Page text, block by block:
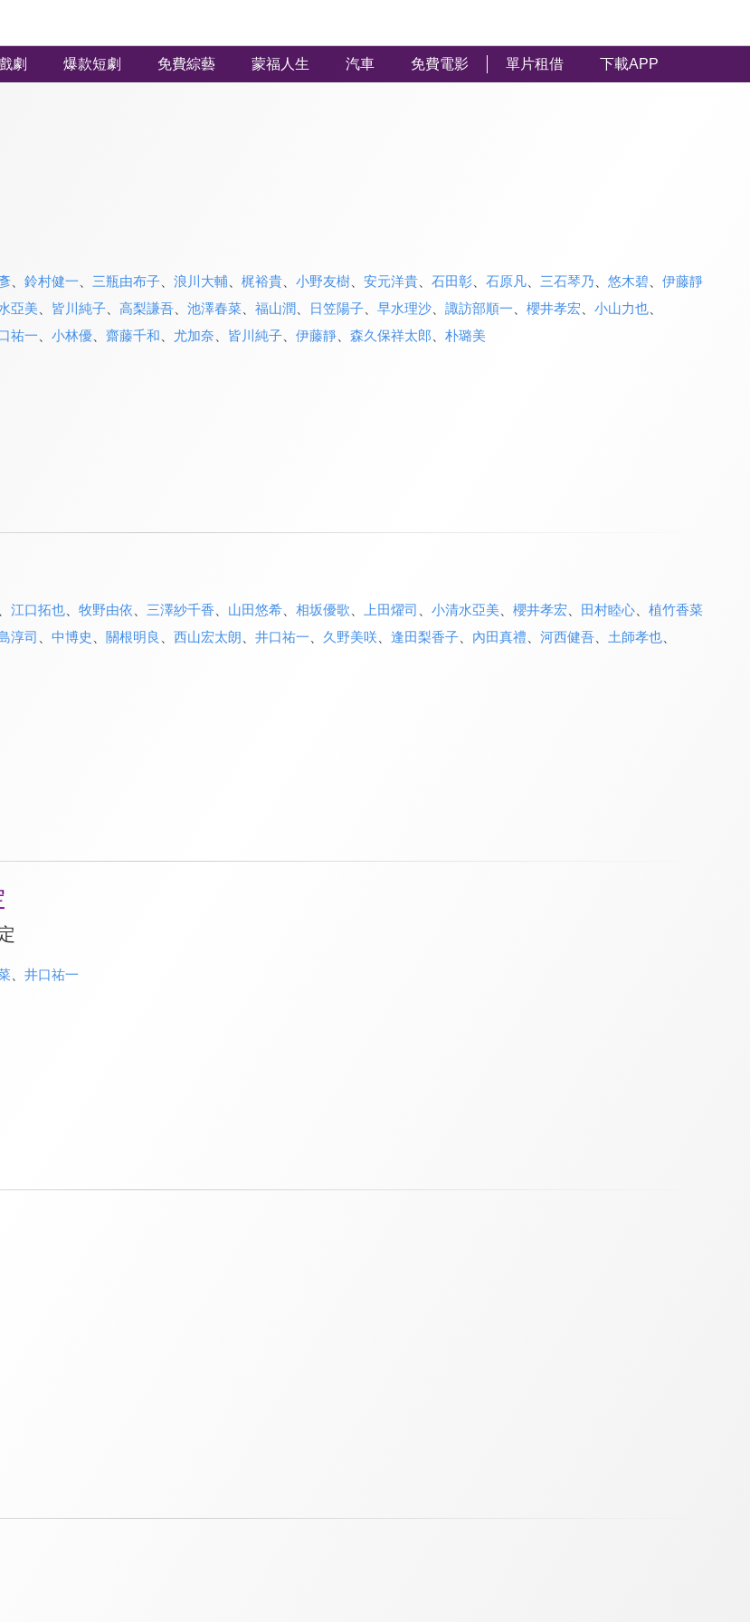
劇 爆款短劇 免費綜藝 蒙福人生 汽車 免費電影 單片租借 下載APP
、 鈴村健一 三瓶由布子、 浪川大輔、 梶裕貴、 小野友樹、 安元洋貴、 石田彰、 石原凡、 三石琴乃 悠木碧
伊藤靜
亞美 皆川純子、 高梨謙吾、 池澤春菜、 福山潤 日笠陽子、 早水理沙、 諏訪部順一 櫻井孝宏 小山力也、
祐一 小林優、 齋藤千和 尤加奈 皆川純子、 伊藤靜、 森久保祥太郎 朴璐美
江口拓也、 牧野由依 三澤紗千香 山田悠希、 相坂優歌 上田燿司 小清水亞美 櫻井孝宏 田村睦心、 植竹香菜
淳司 中博史 關根明良 西山宏太朗 井口祐一 久野美咲 逢田梨香子、 內田真禮 河西健吾、 土師孝也、
、 井口祐一